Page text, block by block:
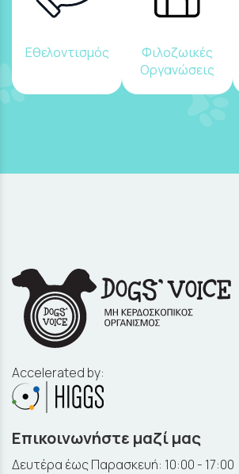
Εθελοντισμός
Φιλοζωικές
Οργανώσεις
Accelerated by:
Επικοινωνήστε μαζί μας
Δευτέρα έως Παρασκευή: 10:00 - 17:00